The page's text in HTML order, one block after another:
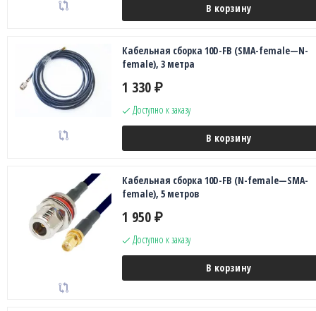
В корзину
Кабельная сборка 10D-FB (SMA-female—N-
female), 3 метра
1 330 ₽
Доступно к заказу
В корзину
Кабельная сборка 10D-FB (N-female—SMA-
female), 5 метров
1 950 ₽
Доступно к заказу
В корзину